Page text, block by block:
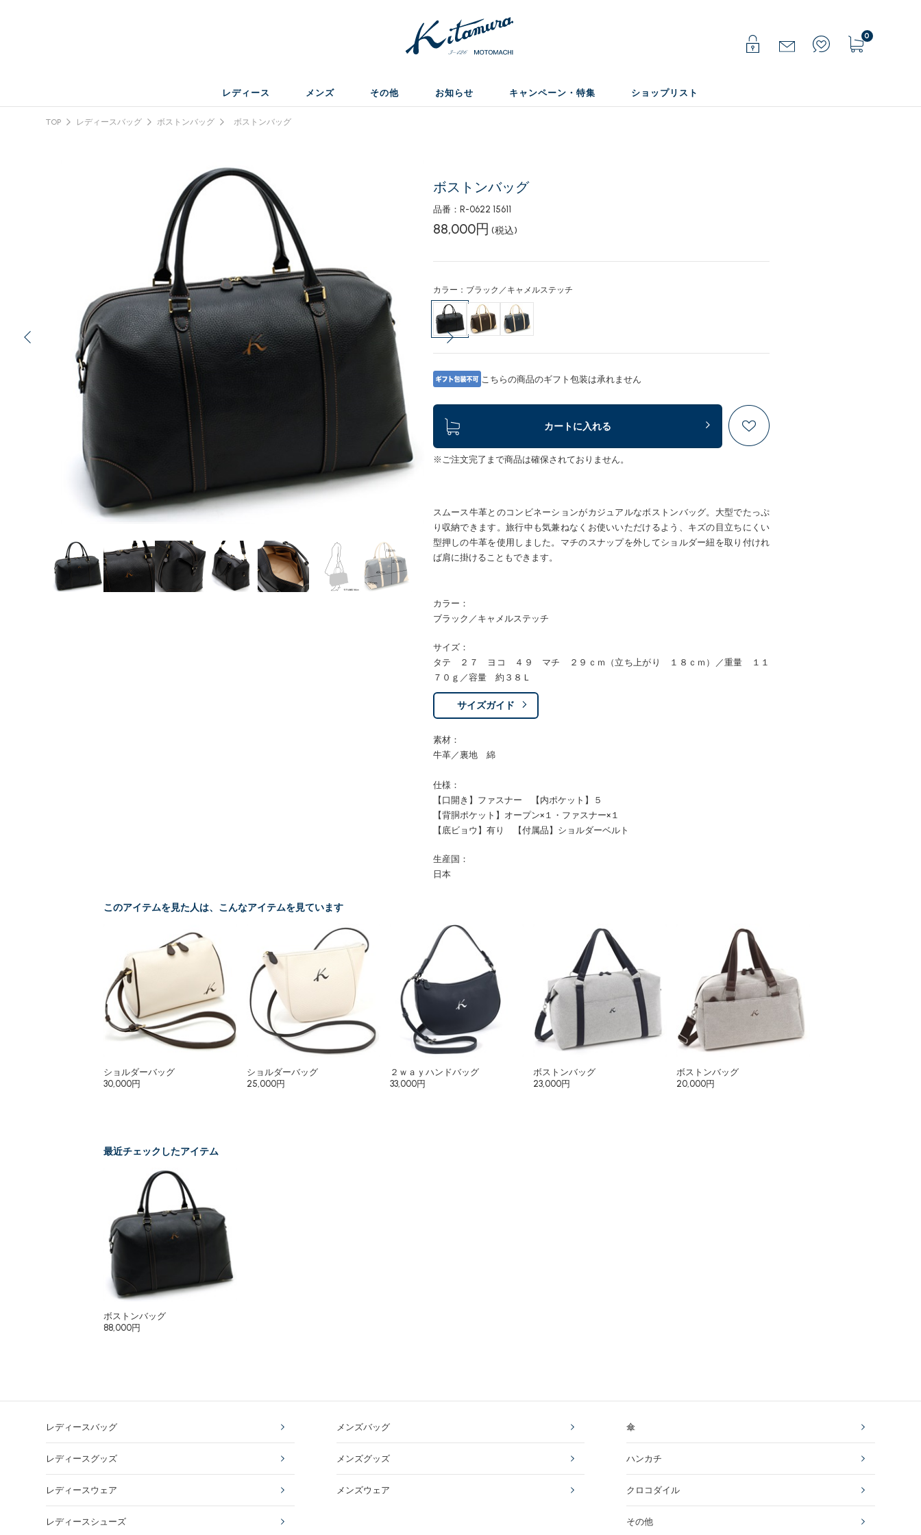
0
レディース メンズ その他 お知らせ キャンペーン・特集 ショップリスト
TOP レディースバッグ ボストンバッグ ボストンバッグ
ボストンバッグ
品番：R-0622 15611
88,000円 (税込)
カラー：ブラック／キャメルステッチ
こちらの商品のギフト包装は承れません
カートに入れる
※ご注文完了まで商品は確保されておりません。
スムース牛革とのコンビネーションがカジュアルなボストンバッグ。大型でたっぷ
り収納できます。旅行中も気兼ねなくお使いいただけるよう、キズの目立ちにくい
型押しの牛革を使用しました。マチのスナップを外してショルダー紐を取り付けれ
ば肩に掛けることもできます。
カラー：
ブラック／キャメルステッチ
サイズ：
タテ ２７ ヨコ ４９ マチ ２９ｃｍ（立ち上がり １８ｃｍ）／重量 １１
７０ｇ／容量 約３８Ｌ
サイズガイド
素材：
牛革／裏地 綿
仕様：
【口開き】ファスナー 【内ポケット】５
【背胴ポケット】オープン×１・ファスナー×１
【底ビョウ】有り 【付属品】ショルダーベルト
生産国：
日本
このアイテムを見た人は、こんなアイテムを見ています
ショルダーバッグ
30,000円
ショルダーバッグ
25,000円
２ｗａｙハンドバッグ
33,000円
ボストンバッグ
23,000円
ボストンバッグ
20,000円
最近チェックしたアイテム
ボストンバッグ
88,000円
レディースバッグ
レディースグッズ
レディースウェア
レディースシューズ
メンズバッグ
メンズグッズ
メンズウェア
傘
ハンカチ
クロコダイル
その他